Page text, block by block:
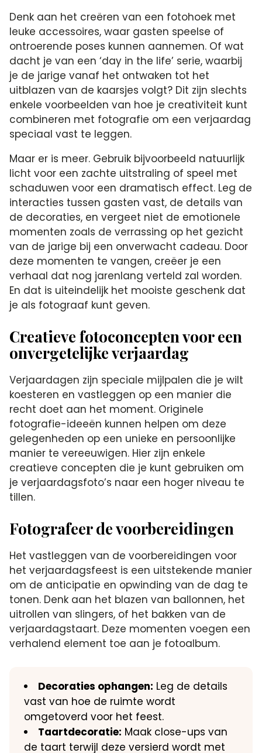
Denk aan het creëren van een fotohoek met
leuke accessoires, waar gasten speelse of
ontroerende poses kunnen aannemen.​ Of wat
dacht je van een ‘day in the life’ serie, waarbij
je de jarige vanaf het ontwaken tot het
uitblazen van de kaarsjes volgt? Dit zijn slechts
enkele voorbeelden van hoe je creativiteit kunt
combineren met fotografie om een verjaardag
speciaal vast te leggen.​
Maar er is meer.​ Gebruik bijvoorbeeld natuurlijk
licht voor een zachte uitstraling of speel met
schaduwen voor een dramatisch effect.​ Leg de
interacties tussen gasten vast, de details van
de decoraties, en vergeet niet de emotionele
momenten zoals de verrassing op het gezicht
van de jarige bij een onverwacht cadeau.​ Door
deze momenten te vangen, creëer je een
verhaal dat nog jarenlang verteld zal worden.​
En dat is uiteindelijk het mooiste geschenk dat
je als fotograaf kunt geven.​
Creatieve fotoconcepten voor een
onvergetelijke verjaardag
Verjaardagen zijn speciale mijlpalen die je wilt
koesteren en vastleggen op een manier die
recht doet aan het moment.​ Originele
fotografie-ideeën kunnen helpen om deze
gelegenheden op een unieke en persoonlijke
manier te vereeuwigen.​ Hier zijn enkele
creatieve concepten die je kunt gebruiken om
je verjaardagsfoto’s naar een hoger niveau te
tillen.​
Fotografeer de voorbereidingen
Het vastleggen van de voorbereidingen voor
het verjaardagsfeest is een uitstekende manier
om de anticipatie en opwinding van de dag te
tonen.​ Denk aan het blazen van ballonnen, het
uitrollen van slingers, of het bakken van de
verjaardagstaart.​ Deze momenten voegen een
verhalend element toe aan je fotoalbum.​
Decoraties ophangen: Leg de details
vast van hoe de ruimte wordt
omgetoverd voor het feest.​
Taartdecoratie: Maak close-ups van
de taart terwijl deze versierd wordt met